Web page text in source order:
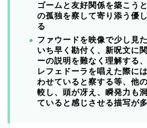
ゴームと友好関係を築こう
の孤独を察して寄り添う優
る
ファウードを映像で少し見
いち早く勘付く、新呪文に
ーの説明を難なく理解する
レフェドーラを唱えた際に
わせていると察する等、他
較し、頭が冴え、瞬発力も
ていると感じさせる描写が